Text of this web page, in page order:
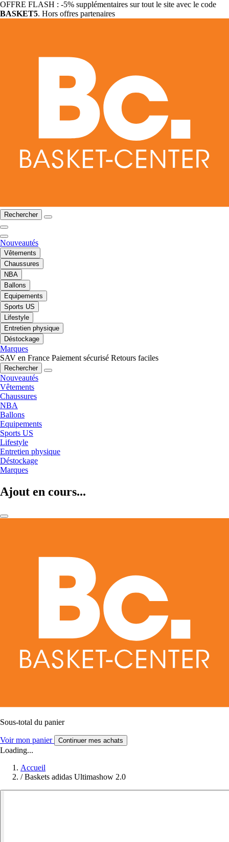
OFFRE FLASH : -5% supplémentaires sur tout le site avec le code
BASKET5. Hors offres partenaires
Rechercher
Nouveautés
Vêtements
Chaussures
NBA
Ballons
Equipements
Sports US
Lifestyle
Entretien physique
Déstockage
Marques
SAV en France Paiement sécurisé Retours faciles
Rechercher
Nouveautés
Vêtements
Chaussures
NBA
Ballons
Equipements
Sports US
Lifestyle
Entretien physique
Déstockage
Marques
Ajout en cours...
Sous-total du panier
Voir mon panier Continuer mes achats
Loading...
Accueil
/ Baskets adidas Ultimashow 2.0